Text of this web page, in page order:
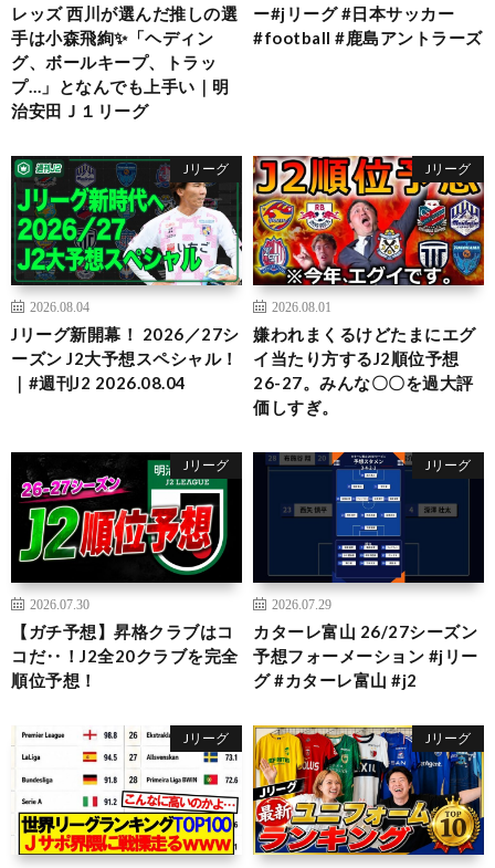
レッズ 西川が選んだ推しの選
手は小森飛絢✨「ヘディン
グ、ボールキープ、トラッ
プ…」となんでも上手い｜明
治安田Ｊ１リーグ
ー#jリーグ #日本サッカー
#football #鹿島アントラーズ
Jリーグ
2026.08.04
Jリーグ新開幕！ 2026／27シ
ーズン J2大予想スペシャル！
｜#週刊J2 2026.08.04
Jリーグ
2026.08.01
嫌われまくるけどたまにエグ
イ当たり方するJ2順位予想
26-27。みんな〇〇を過大評
価しすぎ。
Jリーグ
2026.07.30
【ガチ予想】昇格クラブはコ
コだ‥！J2全20クラブを完全
順位予想！
Jリーグ
2026.07.29
カターレ富山 26/27シーズン
予想フォーメーション #jリー
グ #カターレ富山 #j2
Jリーグ Jリーグ